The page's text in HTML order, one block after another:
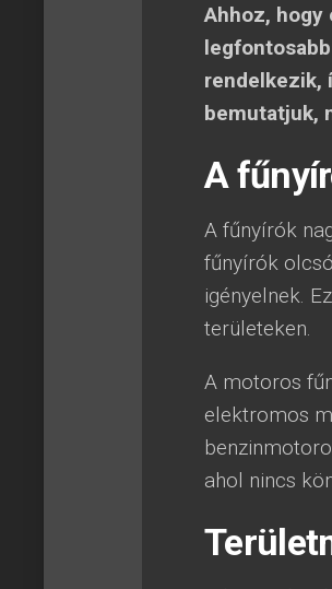
Ahhoz,
rendelkezik,
bemutatjuk,
A
A fűnyírók
fűnyírók
igényelnek.
területeken.
A motoros
elektromos
ahol nincs